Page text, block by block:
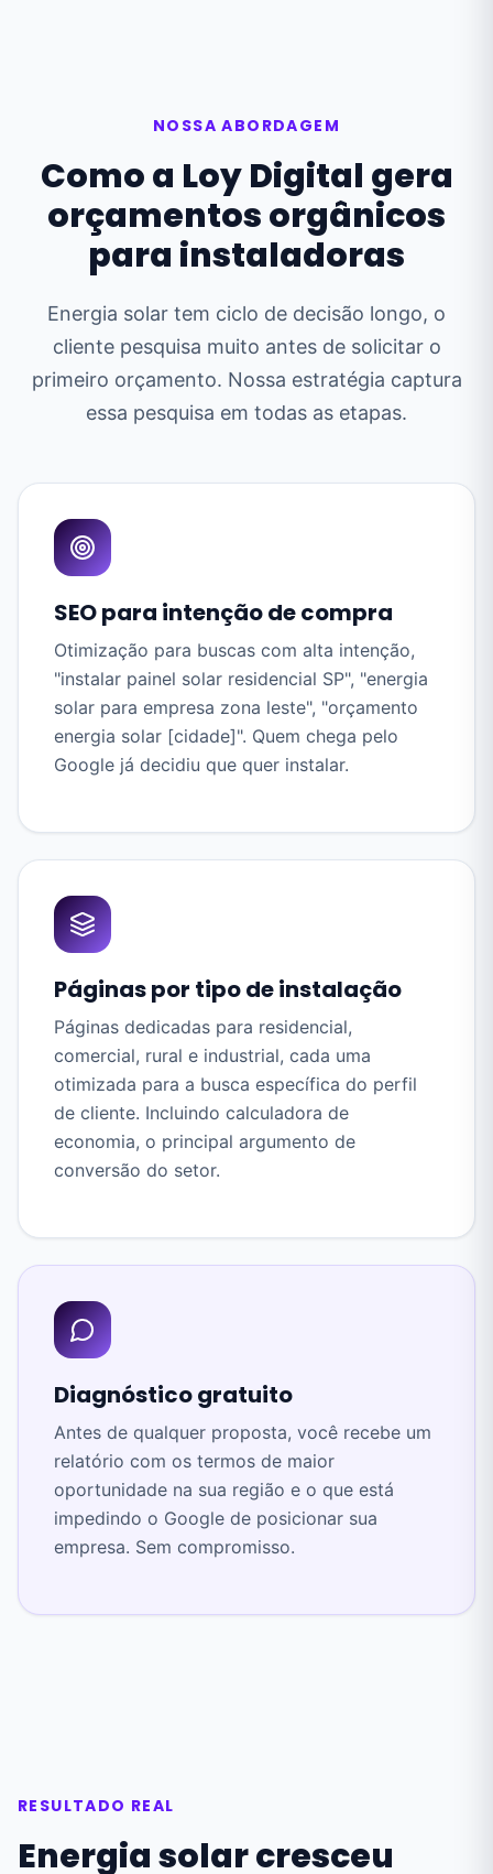
NOSSA ABORDAGEM
Como a Loy Digital gera
orçamentos orgânicos
para instaladoras
Energia solar tem ciclo de decisão longo, o
cliente pesquisa muito antes de solicitar o
primeiro orçamento. Nossa estratégia captura
essa pesquisa em todas as etapas.
SEO para intenção de compra
Otimização para buscas com alta intenção,
"instalar painel solar residencial SP", "energia
solar para empresa zona leste", "orçamento
energia solar [cidade]". Quem chega pelo
Google já decidiu que quer instalar.
Páginas por tipo de instalação
Páginas dedicadas para residencial,
comercial, rural e industrial, cada uma
otimizada para a busca específica do perfil
de cliente. Incluindo calculadora de
economia, o principal argumento de
conversão do setor.
Diagnóstico gratuito
Antes de qualquer proposta, você recebe um
relatório com os termos de maior
oportunidade na sua região e o que está
impedindo o Google de posicionar sua
empresa. Sem compromisso.
RESULTADO REAL
Energia solar cresceu